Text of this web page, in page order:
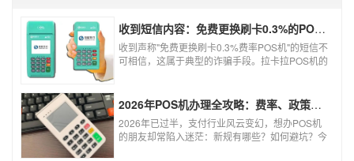
收到短信内容：免费更换刷卡0.3%的POS机，可以相信吗？
收到声称"免费更换刷卡0.3%费率POS机"的短信不
可相信，这属于典型的诈骗手段。拉卡拉POS机的
风险。以下结合权威信息分析原因及应对建议：2026年POS机办理全攻略：费率、政策、避坑一篇讲清
2026年已过半，支付行业风云变幻，想办POS机
的朋友却常陷入迷茫：新规有哪些？如何避坑？今